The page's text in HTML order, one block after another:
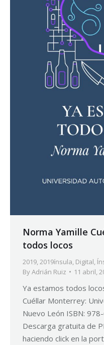
Norma Yamille
todos locos
2019,2019ínsula, Digital,
ByAdrián Ruiz 11 abril,
Ya estamos todos
Cuéllar Monterrey:
Nuevo León ISBN:
Descarga gratuita de
haciendo click en la